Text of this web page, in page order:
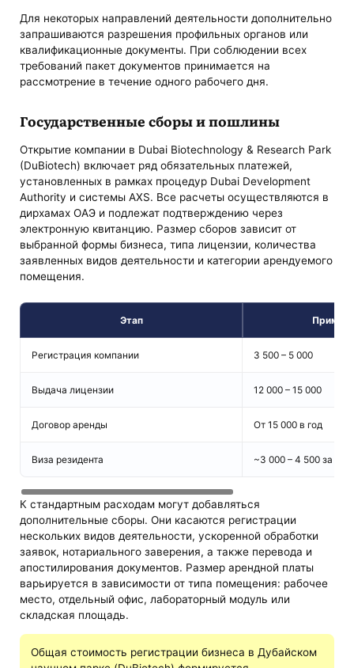
Для некоторых направлений деятельности дополнительно
запрашиваются разрешения профильных органов или
квалификационные документы. При соблюдении всех
требований пакет документов принимается на
рассмотрение в течение одного рабочего дня.
Государственные сборы и пошлины
Открытие компании в Dubai Biotechnology & Research Park
(DuBiotech) включает ряд обязательных платежей,
установленных в рамках процедур Dubai Development
Authority и системы AXS. Все расчеты осуществляются в
дирхамах ОАЭ и подлежат подтверждению через
электронную квитанцию. Размер сборов зависит от
выбранной формы бизнеса, типа лицензии, количества
заявленных видов деятельности и категории арендуемого
помещения.
Этап
Регистрация компании 3 500 – 5 000
Выдача лицензии 12 000 – 15 000
Договор аренды От 15 000 в год
Виза резидента ~3 000 – 4 500 за
К стандартным расходам могут добавляться
дополнительные сборы. Они касаются регистрации
нескольких видов деятельности, ускоренной обработки
заявок, нотариального заверения, а также перевода и
апостилирования документов. Размер арендной платы
варьируется в зависимости от типа помещения: рабочее
место, отдельный офис, лабораторный модуль или
складская площадь.
Общая стоимость регистрации бизнеса в Дубайском